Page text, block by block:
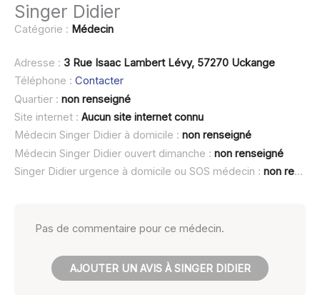
Singer Didier
Catégorie : Médecin
Adresse : 3 Rue Isaac Lambert Lévy, 57270 Uckange
Téléphone : Contacter
Quartier : non renseigné
Site internet : Aucun site internet connu
Médecin Singer Didier à domicile : non renseigné
Médecin Singer Didier ouvert dimanche : non renseigné
Singer Didier urgence à domicile ou SOS médecin : non renseigné
Pas de commentaire pour ce médecin.
AJOUTER UN AVIS À SINGER DIDIER